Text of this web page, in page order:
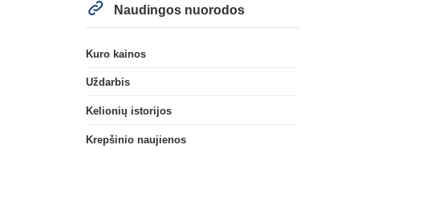
Naudingos nuorodos
Kuro kainos
Uždarbis
Kelionių istorijos
Krepšinio naujienos